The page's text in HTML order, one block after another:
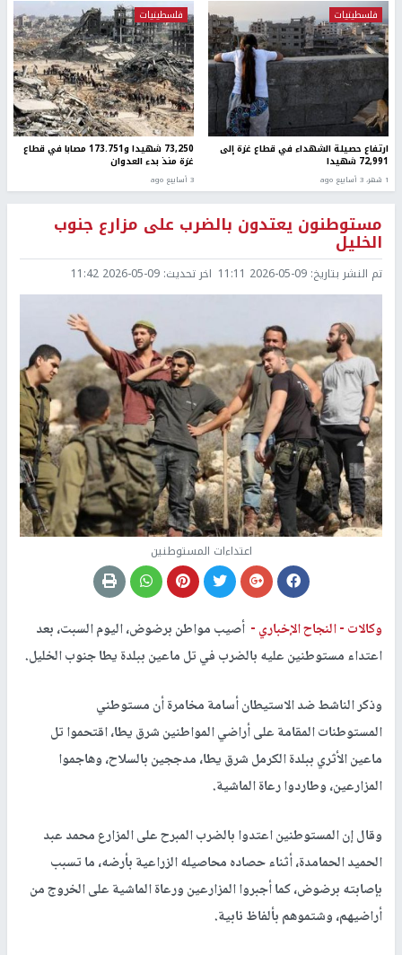
فلسطينيات
ارتفاع حصيلة الشهداء في قطاع غزة إلى
72,991 شهيدا
1 شهر، 3 أسابيع ago
فلسطينيات
73,250 شهيدا و173.751 مصابا في قطاع
غزة منذ بدء العدوان
3 أسابيع ago
مستوطنون يعتدون بالضرب على مزارع جنوب
الخليل
تم النشر بتاريخ: 2026-05-09 11:11 اخر تحديث: 2026-05-09 11:42
اعتداءات المستوطنين
وكالات -النجاح الإخباري - أصيب مواطن برضوض، اليوم السبت، بعد
اعتداء مستوطنين عليه بالضرب في تل ماعين ببلدة يطا جنوب الخليل.
وذكر الناشط ضد الاستيطان أسامة مخامرة أن مستوطني
المستوطنات المقامة على أراضي المواطنين شرق يطا، اقتحموا تل
ماعين الأثري ببلدة الكرمل شرق يطا، مدججين بالسلاح، وهاجموا
المزارعين، وطاردوا رعاة الماشية.
وقال إن المستوطنين اعتدوا بالضرب المبرح على المزارع محمد عبد
الحميد الحمامدة، أثناء حصاده محاصيله الزراعية بأرضه، ما تسبب
بإصابته برضوض، كما أجبروا المزارعين ورعاة الماشية على الخروج من
أراضيهم، وشتموهم بألفاظ نابية.